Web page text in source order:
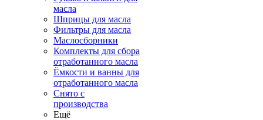
масла
Шприцы для масла
Фильтры для масла
Маслосборники
Комплекты для сбора
отработанного масла
Ёмкости и ванны для
отработанного масла
Снято с
производства
Ещё